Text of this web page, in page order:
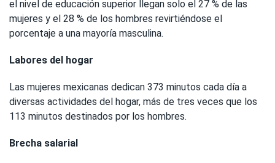
el nivel de educación superior llegan solo el 27 % de las
mujeres y el 28 % de los hombres revirtiéndose el
porcentaje a una mayoría masculina.
Labores del hogar
Las mujeres mexicanas dedican 373 minutos cada día a
diversas actividades del hogar, más de tres veces que los
113 minutos destinados por los hombres.
Brecha salarial